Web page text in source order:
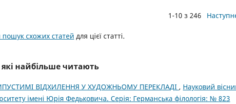
1-10 з 246
схожих статей для цієї статті.
які найбільше читають
ВІДХИЛЕННЯ У ХУДОЖНЬОМУ ПЕРЕКЛАДІ , Науковий
імені Юрія Федьковича. Серія: Германська філологія: № 823